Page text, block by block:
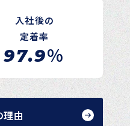
入社後の
定着率
97.9%
理由